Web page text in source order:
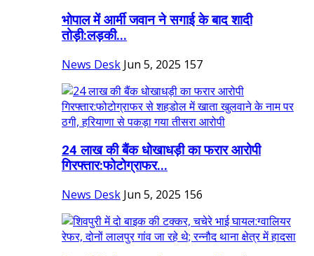
भोपाल में आर्मी जवान ने सगाई के बाद शादी
तोड़ी:लड़की...
News Desk Jun 5, 2025 157
24 लाख की बैंक धोखाधड़ी का फरार आरोपी
गिरफ्तार:फोटोग्राफर...
News Desk Jun 5, 2025 156